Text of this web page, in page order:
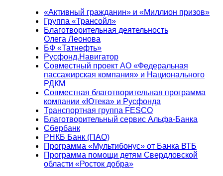
«Активный гражданин» и «Миллион призов»
Группа «Трансойл»
Благотворительная деятельность
Олега Леонова
БФ «Татнефть»
Русфонд.Навигатор
Совместный проект АО «Федеральная
пассажирская компания» и Национального
РДКМ
Совместная благотворительная программа
компании «Ютека» и Русфонда
Транспортная группа FESCO
Благотворительный сервис Альфа-Банка
Сбербанк
РНКБ Банк (ПАО)
Программа «Мультибонус» от Банка ВТБ
Программа помощи детям Свердловской
области «Росток добра»